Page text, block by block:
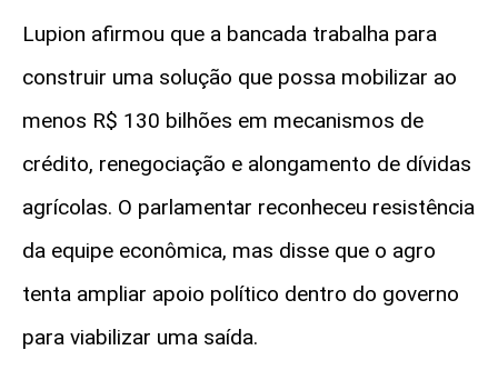
Lupion afirmou que a bancada trabalha para
construir uma solução que possa mobilizar ao
menos R$ 130 bilhões em mecanismos de
crédito, renegociação e alongamento de dívidas
agrícolas. O parlamentar reconheceu resistência
da equipe econômica, mas disse que o agro
tenta ampliar apoio político dentro do governo
para viabilizar uma saída.